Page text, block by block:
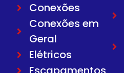
Conexões
Conexões em
Geral
Elétricos